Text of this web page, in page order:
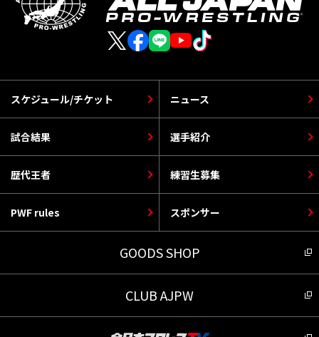
スケジュール/チケット
選手紹介
PWF rules
ニュース
歴代王者
スポンサー
試合結果
練習生募集
GOODS SHOP
CLUB AJPW